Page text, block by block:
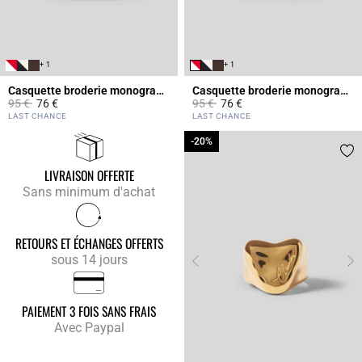
+ 1
Casquette broderie monogramme CP
Prix réduit à partir de
95 €à76 €
5 out of 5 Customer Rating
LAST CHANCE
+ 1
Casquette broderie monogramme CP
Prix réduit à partir de
95 €à76 €
5 out of 5 Customer Rating
LAST CHANCE
LIVRAISON OFFERTE
Sans minimum d'achat
RETOURS ET ÉCHANGES OFFERTS
sous 14 jours
PAIEMENT 3 FOIS SANS FRAIS
Avec Paypal
-20%
-20%